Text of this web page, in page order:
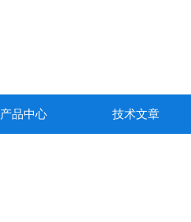
产品中心 技术文章